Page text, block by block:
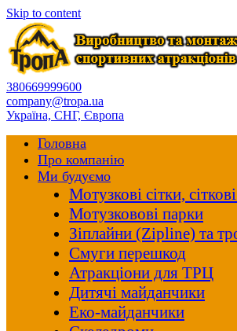
Skip to content
380669999600
company@tropa.ua
Україна, СНГ, Європа
Головна
Про компанію
Ми будуємо
Мотузкові сітки,
Мотузковові парки
Зіплайни (Zipline) та
Смуги перешкод
Атракціони для ТРЦ
Дитячі майданчики
Еко-майданчики